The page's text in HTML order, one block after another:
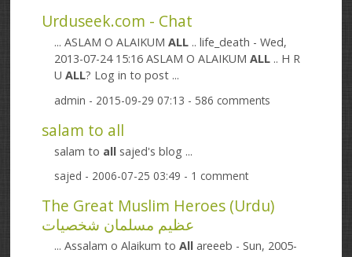
Urduseek.com - Chat
... ASLAM O ALAIKUMALL .. life_death - Wed,
2013-07-24 15:16 ASLAM O ALAIKUMALL .. H R
UALL? Log in to post ...
admin - 2015-09-29 07:13 - 586 comments
salam to all
salam to all sajed's blog ...
sajed - 2006-07-25 03:49 - 1 comment
The Great Muslim Heroes (Urdu)
عظیم مسلمان شخصیات
... Assalam o Alaikum toAll areeeb - Sun, 2005-